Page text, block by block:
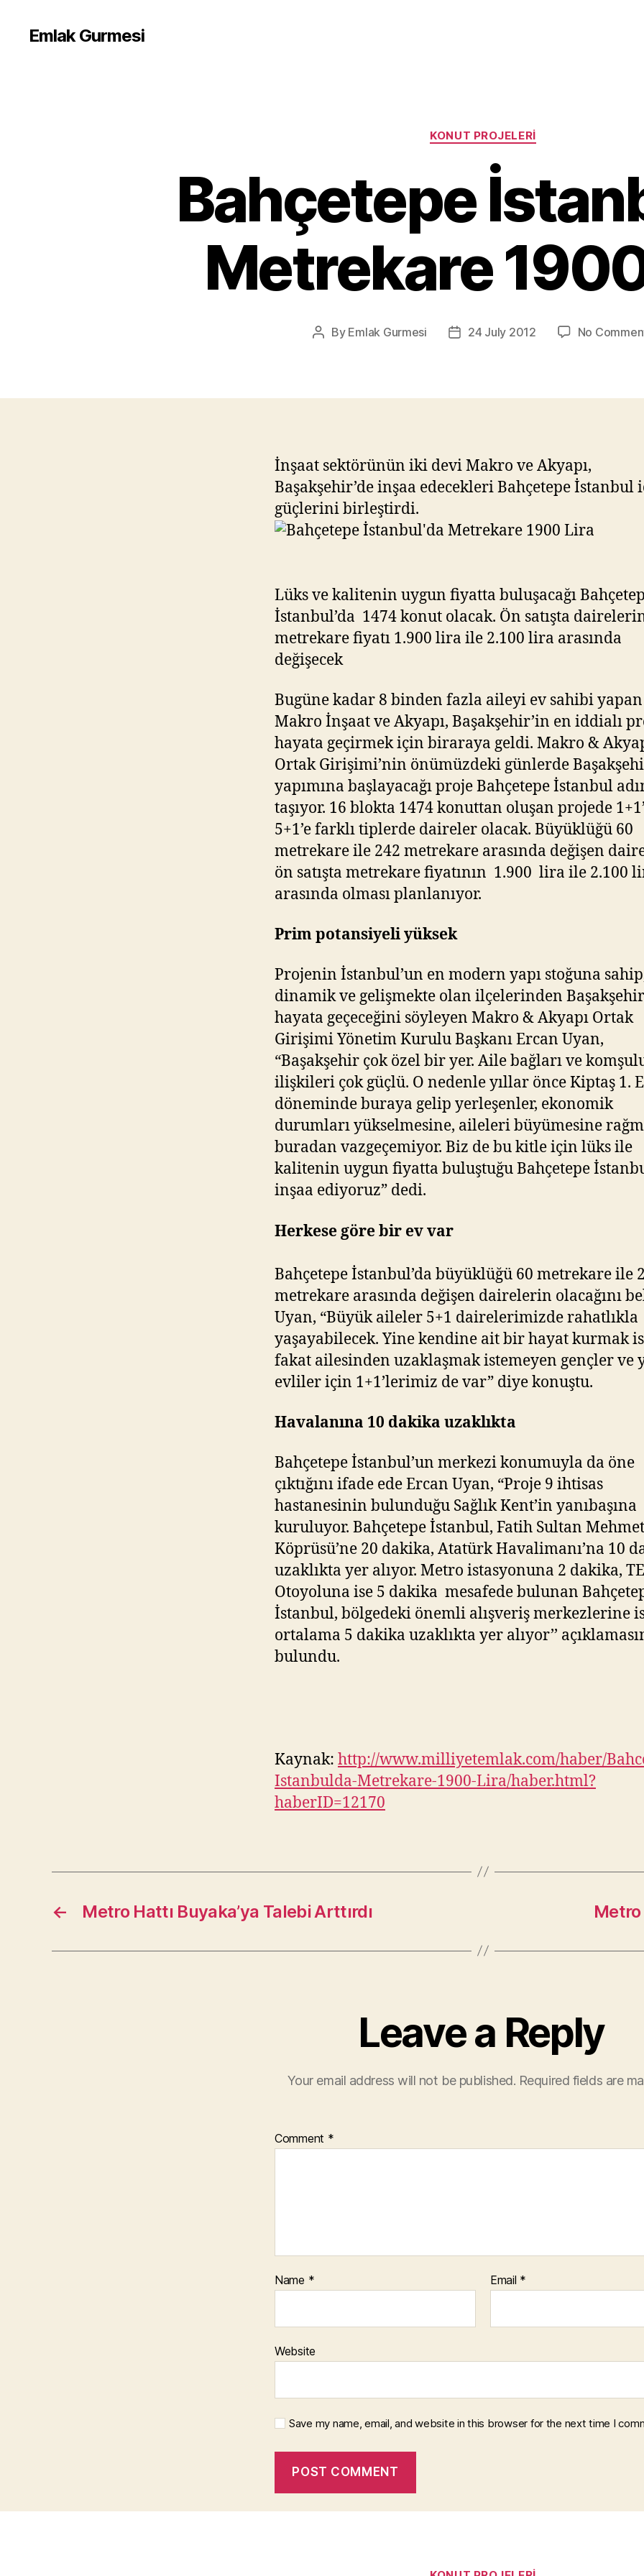
Emlak Gurmesi
Categories
KONUT PROJELERI
Bahçetepe
Metrekare
Post
By Emlak Gurmesi
Post24 July 2012 No
İnşaat sektörünün iki devi Makro ve Akyapı,
Başakşehir’de inşaa edecekleri Bahçetepe İstanbul
güçlerini birleştirdi.
Lüks ve kalitenin uygun fiyatta buluşacağı
İstanbul’da 1474 konut olacak. Ön satışta
metrekare fiyatı 1.900 lira ile 2.100 lira arasında
değişecek
Bugüne kadar 8 binden fazla aileyi ev sahibi yapan
Makro İnşaat ve Akyapı, Başakşehir’in en iddialı
hayata geçirmek için biraraya geldi. Makro &
Ortak Girişimi’nin önümüzdeki günlerde
yapımına başlayacağı proje Bahçetepe İstanbul
taşıyor. 16 blokta 1474 konuttan oluşan projede
5+1’e farklı tiplerde daireler olacak. Büyüklüğü 60
metrekare ile 242 metrekare arasında değişen
ön satışta metrekare fiyatının 1.900 lira ile 2.100
arasında olması planlanıyor.
Prim potansiyeli yüksek
Projenin İstanbul’un en modern yapı stoğuna
dinamik ve gelişmekte olan ilçelerinden
hayata geçeceğini söyleyen Makro & Akyapı Ortak
Girişimi Yönetim Kurulu Başkanı Ercan Uyan,
“Başakşehir çok özel bir yer. Aile bağları ve
ilişkileri çok güçlü. O nedenle yıllar önce Kiptaş 1.
döneminde buraya gelip yerleşenler, ekonomik
durumları yükselmesine, aileleri büyümesine
buradan vazgeçemiyor. Biz de bu kitle için lüks ile
kalitenin uygun fiyatta buluştuğu Bahçetepe
inşaa ediyoruz” dedi.
Herkese göre bir ev var
Bahçetepe İstanbul’da büyüklüğü 60 metrekare ile
metrekare arasında değişen dairelerin olacağını
Uyan, “Büyük aileler 5+1 dairelerimizde rahatlıkla
yaşayabilecek. Yine kendine ait bir hayat kurmak
fakat ailesinden uzaklaşmak istemeyen gençler ve
evliler için 1+1’lerimiz de var” diye konuştu.
Havalanına 10 dakika uzaklıkta
Bahçetepe İstanbul’un merkezi konumuyla da öne
çıktığını ifade ede Ercan Uyan, “Proje 9 ihtisas
hastanesinin bulunduğu Sağlık Kent’in yanıbaşına
kuruluyor. Bahçetepe İstanbul, Fatih Sultan Mehmet
Köprüsü’ne 20 dakika, Atatürk Havalimanı’na 10
uzaklıkta yer alıyor. Metro istasyonuna 2 dakika,
Otoyoluna ise 5 dakika mesafede bulunan
İstanbul, bölgedeki önemli alışveriş merkezlerine
ortalama 5 dakika uzaklıkta yer alıyor’’
bulundu.
Kaynak: http://www.milliyetemlak.com/haber/
Istanbulda-Metrekare-1900-Lira/haber.html?
haberID=12170
← Metro Hattı Buyaka’ya Talebi Arttırdı Metro
Leave a Reply
Your email address will not be published. Required fields are
Comment *
Name * Email *
Website
Save my name, email, and website in this browser for the next time I
Categories